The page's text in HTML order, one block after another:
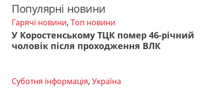
Популярні новини
Гарячі новини, Топ новини
У Коростенському ТЦК помер 46-річний
чоловік після проходження ВЛК
Суботня інформація, Україна